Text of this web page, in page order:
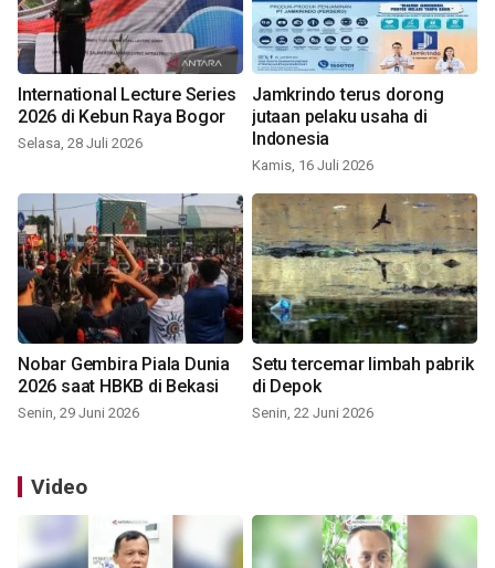
International Lecture Series
2026 di Kebun Raya Bogor
Selasa, 28 Juli 2026
Jamkrindo terus dorong
jutaan pelaku usaha di
Indonesia
Kamis, 16 Juli 2026
Nobar Gembira Piala Dunia
2026 saat HBKB di Bekasi
Senin, 29 Juni 2026
Setu tercemar limbah pabrik
di Depok
Senin, 22 Juni 2026
Video